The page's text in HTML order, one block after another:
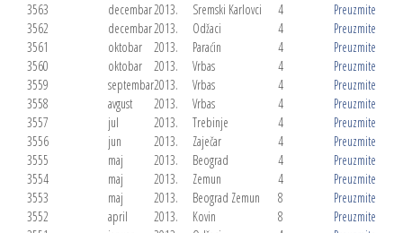
3563
decembar2013. Sremski Karlovci 4
Preuzmite
3562
decembar2013. Odžaci 4
Preuzmite
3561
oktobar 2013. Paraćin 4
Preuzmite
3560
oktobar 2013. Vrbas 4
Preuzmite
3559
septembar2013. Vrbas 4
Preuzmite
3558
avgust 2013. Vrbas 4
Preuzmite
3557
jul 2013. Trebinje 4
Preuzmite
3556
jun 2013. Zaječar 4
Preuzmite
3555
maj 2013. Beograd 4
Preuzmite
3554
maj 2013. Zemun 4
Preuzmite
3553
maj 2013. Beograd Zemun 8
Preuzmite
3552
april 2013. Kovin 8
Preuzmite